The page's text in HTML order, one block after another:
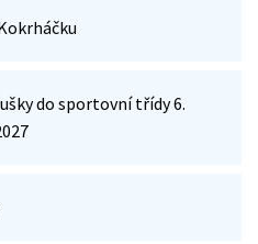
do sportovní třídy 6.